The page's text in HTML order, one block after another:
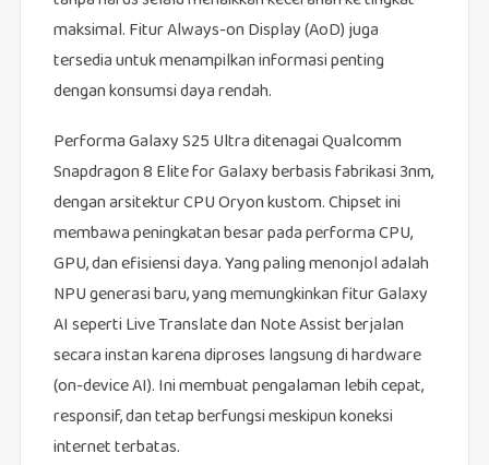
maksimal. Fitur Always-on Display (AoD) juga
tersedia untuk menampilkan informasi penting
dengan konsumsi daya rendah.
Performa Galaxy S25 Ultra ditenagai Qualcomm
Snapdragon 8 Elite for Galaxy berbasis fabrikasi 3nm,
dengan arsitektur CPU Oryon kustom. Chipset ini
membawa peningkatan besar pada performa CPU,
GPU, dan efisiensi daya. Yang paling menonjol adalah
NPU generasi baru, yang memungkinkan fitur Galaxy
AI seperti Live Translate dan Note Assist berjalan
secara instan karena diproses langsung di hardware
(on-device AI). Ini membuat pengalaman lebih cepat,
responsif, dan tetap berfungsi meskipun koneksi
internet terbatas.